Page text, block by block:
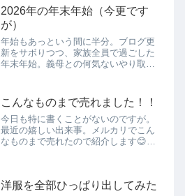
始まるので、いつの試験日が予約でき
るのかまだわかりません。たし...
2026年の年末年始（今更です
が）
年始もあっという間に半分。ブログ更
新をサボりつつ、家族全員で過ごした
年末年始。義母との何気ないやり取り
こんなものまで売れました！！
今日も特に書くことがないのですが。
最近の嬉しい出来事。メルカリでこん
なものまで売れたので紹介します😊一
で売れました。儲けは110円です...
洋服を全部ひっぱり出してみた